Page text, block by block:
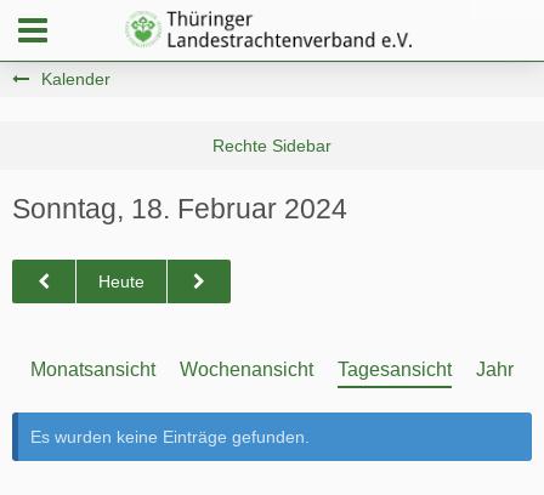
Kalender
Sonntag, 18. Februar 2024
Heute
Monatsansicht Wochenansicht Tagesansicht
Es wurden keine Einträge gefunden.